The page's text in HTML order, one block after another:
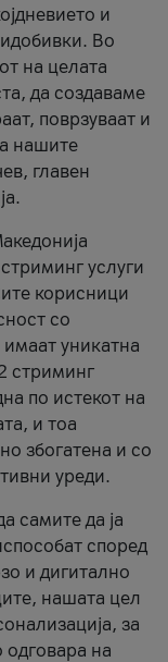
и
Во
на целата
да создаваме
поврзуваат и
нашите
главен
услуги
корисници
со
уникатна
стриминг
по истекот на
и тоа
збогатена и со
уреди.
самите да ја
според
и дигитално
нашата цел
за
одговара на